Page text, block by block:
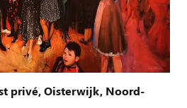
privé, Oisterwijk, Noord-